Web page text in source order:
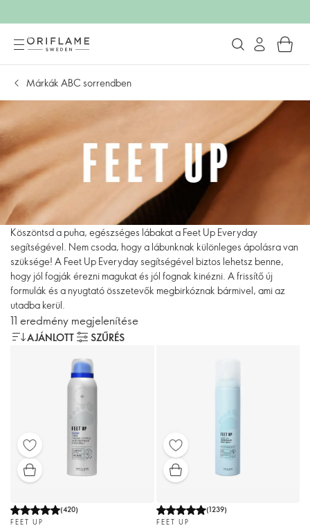
Márkák ABC sorrendben
Köszöntsd a puha, egészséges lábakat a Feet Up Everyday
segítségével. Nem csoda, hogy a lábunknak különleges ápolásra van
szüksége! A Feet Up Everyday segítségével biztos lehetsz benne,
hogy jól fogják érezni magukat és jól fognak kinézni. A frissítő új
formulák és a nyugtató összetevők megbirkóznak bármivel, ami az
utadba kerül.
11 eredmény megjelenítése
AJÁNLOTT SZŰRÉS
(420)
FEET UP
(1239)
FEET UP